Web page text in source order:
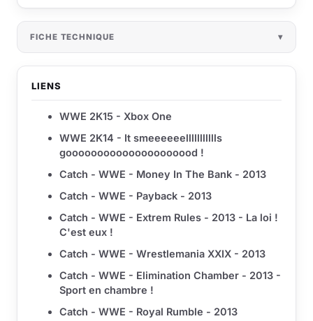
FICHE TECHNIQUE
LIENS
WWE 2K15 - Xbox One
WWE 2K14 - It smeeeeeellllllllllls
gooooooooooooooooooood !
Catch - WWE - Money In The Bank - 2013
Catch - WWE - Payback - 2013
Catch - WWE - Extrem Rules - 2013 - La loi !
C'est eux !
Catch - WWE - Wrestlemania XXIX - 2013
Catch - WWE - Elimination Chamber - 2013 -
Sport en chambre !
Catch - WWE - Royal Rumble - 2013